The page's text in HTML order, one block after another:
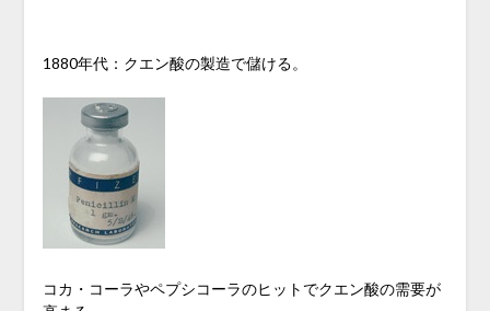
1880年代：クエン酸の製造で儲ける。
コカ・コーラやペプシコーラのヒットでクエン酸の需要が